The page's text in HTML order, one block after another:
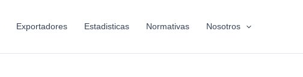
Exportadores Estadisticas Normativas Nosotros